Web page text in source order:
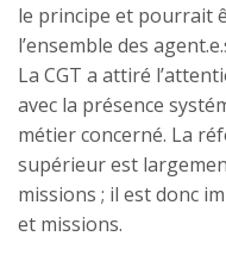
le principe et pourrait
l’ensemble des
La CGT a attiré
avec la présence
métier concerné. La
supérieur est
missions ; il est donc
et missions.